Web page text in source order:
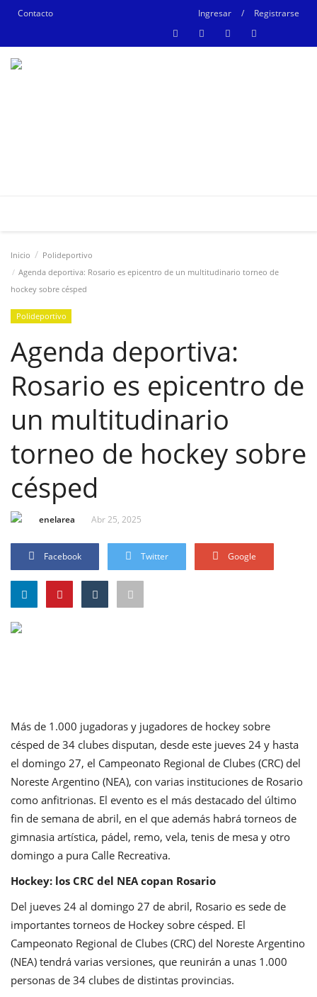
Contacto Ingresar / Registrarse
Inicio
Polideportivo
Agenda deportiva: Rosario es epicentro de un multitudinario torneo de
hockey sobre césped
Polideportivo
Agenda deportiva:
Rosario es epicentro de
un multitudinario
torneo de hockey sobre
césped
enelarea Abr 25, 2025
Facebook Twitter Google
Más de 1.000 jugadoras y jugadores de hockey sobre
césped de 34 clubes disputan, desde este jueves 24 y hasta
el domingo 27, el Campeonato Regional de Clubes (CRC) del
Noreste Argentino (NEA), con varias instituciones de Rosario
como anfitrionas. El evento es el más destacado del último
fin de semana de abril, en el que además habrá torneos de
gimnasia artística, pádel, remo, vela, tenis de mesa y otro
domingo a pura Calle Recreativa.
Hockey: los CRC del NEA copan Rosario
Del jueves 24 al domingo 27 de abril, Rosario es sede de
importantes torneos de Hockey sobre césped. El
Campeonato Regional de Clubes (CRC) del Noreste Argentino
(NEA) tendrá varias versiones, que reunirán a unas 1.000
personas de 34 clubes de distintas provincias.